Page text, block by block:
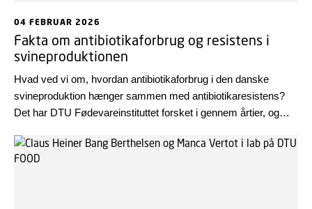
04 FEBRUAR 2026
Fakta om antibiotikaforbrug og resistens i
svineproduktionen
Hvad ved vi om, hvordan antibiotikaforbrug i den danske
svineproduktion hænger sammen med antibiotikaresistens?
Det har DTU Fødevareinstituttet forsket i gennem årtier, og
faktaark, der samler en del af den forskningsbaserede viden
på området.